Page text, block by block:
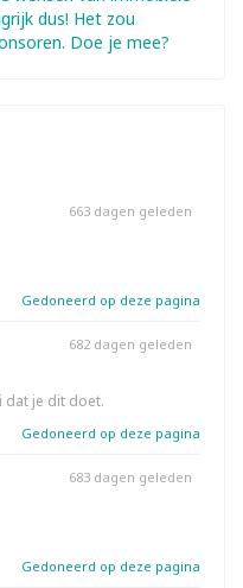
dus! Het zou
Doe je mee?
663 dagen geleden
Gedoneerd op deze pagina
dat je dit doet.
682 dagen geleden
Gedoneerd op deze pagina
683 dagen geleden
Gedoneerd op deze pagina